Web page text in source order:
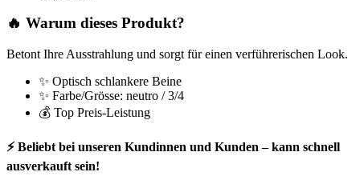
🔥 Warum dieses Produkt?
Betont Ihre Ausstrahlung und sorgt für einen verführerischen Look.
✨ Optisch schlankere Beine
✨ Farbe/Grösse: neutro / 3/4
💰 Top Preis-Leistung
⚡ Beliebt bei unseren Kundinnen und Kunden – kann schnell
ausverkauft sein!